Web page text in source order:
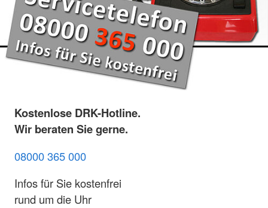
Kostenlose DRK-Hotline.
Wir beraten Sie gerne.
08000 365 000
Infos für Sie kostenfrei
rund um die Uhr